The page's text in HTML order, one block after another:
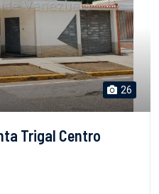
26
Trigal Centro